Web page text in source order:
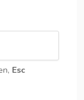
Esc